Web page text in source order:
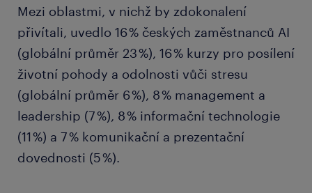
Mezi oblastmi, v nichž by zdokonalení
přivítali, uvedlo 16 % českých zaměstnanců AI
(globální průměr 23 %), 16 % kurzy pro posílení
životní pohody a odolnosti vůči stresu
(globální průměr 6 %), 8 % management a
leadership (7 %), 8 % informační technologie
(11 %) a 7 % komunikační a prezentační
dovednosti (5 %).